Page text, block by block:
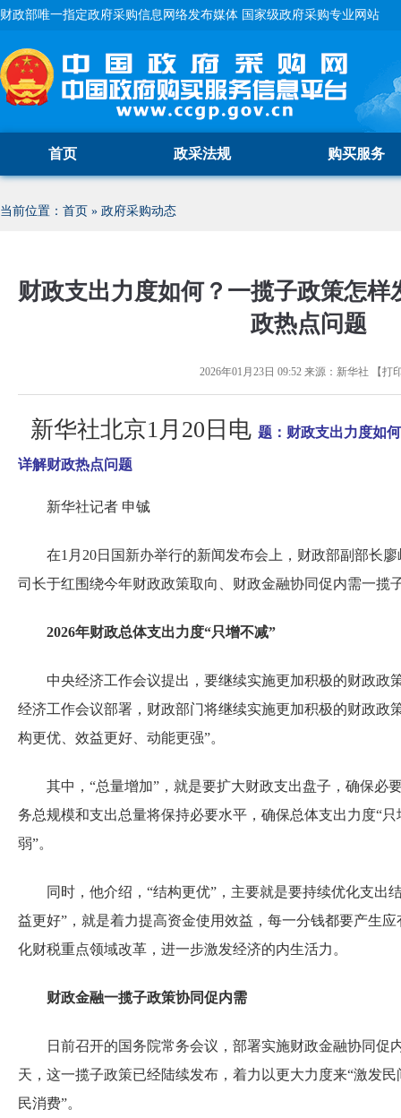
财政部唯一指定政府采购信息网络发布媒体 国家级政府采购专业网站
首页 政采法规 购买服务
当前位置： 首页 » 政府采购动态
财政支出力度如何？一揽子政策怎样
政热点问题
2026年01月23日 09:52来源： 新华社 【打
新华社北京1月20日电 题：财政支出力度如
详解财政热点问题
新华社记者 申铖
在1月20日国新办举行的新闻发布会上，财政部副部长
司长于红围绕今年财政政策取向、财政金融协同促内需一揽
2026年财政总体支出力度“只增不减”
中央经济工作会议提出，要继续实施更加积极的财政政
经济工作会议部署，财政部门将继续实施更加积极的财政政
构更优、效益更好、动能更强”。
其中，“总量增加”，就是要扩大财政支出盘子，确保必
务总规模和支出总量将保持必要水平，确保总体支出力度“
弱”。
同时，他介绍，“结构更优”，主要就是要持续优化支出
益更好”，就是着力提高资金使用效益，每一分钱都要产生
化财税重点领域改革，进一步激发经济的内生活力。
财政金融一揽子政策协同促内需
日前召开的国务院常务会议，部署实施财政金融协同促
天，这一揽子政策已经陆续发布，着力以更大力度来“激发
民消费”。